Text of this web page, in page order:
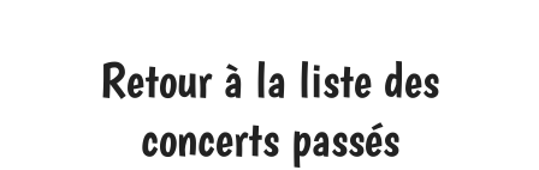
Retour à la liste des
concerts passés